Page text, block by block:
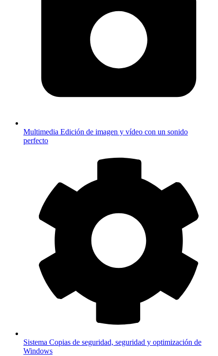
Multimedia Edición de imagen y vídeo con un sonido
perfecto
Sistema Copias de seguridad, seguridad y optimización de
Windows